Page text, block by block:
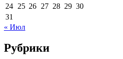
24 25 26 27 28 29 30
31
« Июл
Рубрики